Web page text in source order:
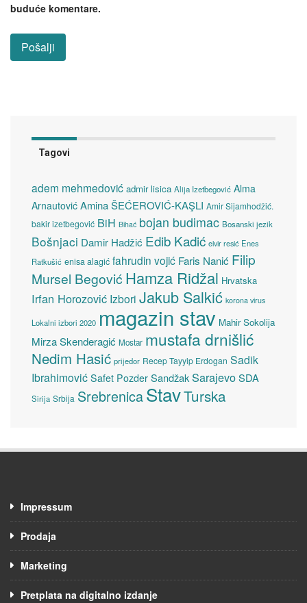
buduće komentare.
Tagovi
adem mehmedović admir lisica Alija Izetbegović Alma
Arnautović Amina ŠEĆEROVIĆ-KAŞLI Amir Sijamhodžić.
bakir izetbegović BiH Bihać bojan budimac Bosanski jezik
Bošnjaci Damir Hadžić Edib Kadić elvir resić Enes
Ratkušić enisa alagić fahrudin vojić Faris Nanić Filip
Mursel Begović Hamza Ridžal Hrvatska
Irfan Horozović Izbori Jakub Salkić korona virus
Lokalni izbori 2020 magazin stav Mahir Sokolija
Mirza Skenderagić Mostar mustafa drnišlić
Nedim Hasić prijedor Recep Tayyip Erdogan Sadik
Ibrahimović Safet Pozder SandžakSarajevoSDA
Sirija Srbija SrebrenicaStavTurska
Impressum
Prodaja
Marketing
Pretplata na digitalno izdanje